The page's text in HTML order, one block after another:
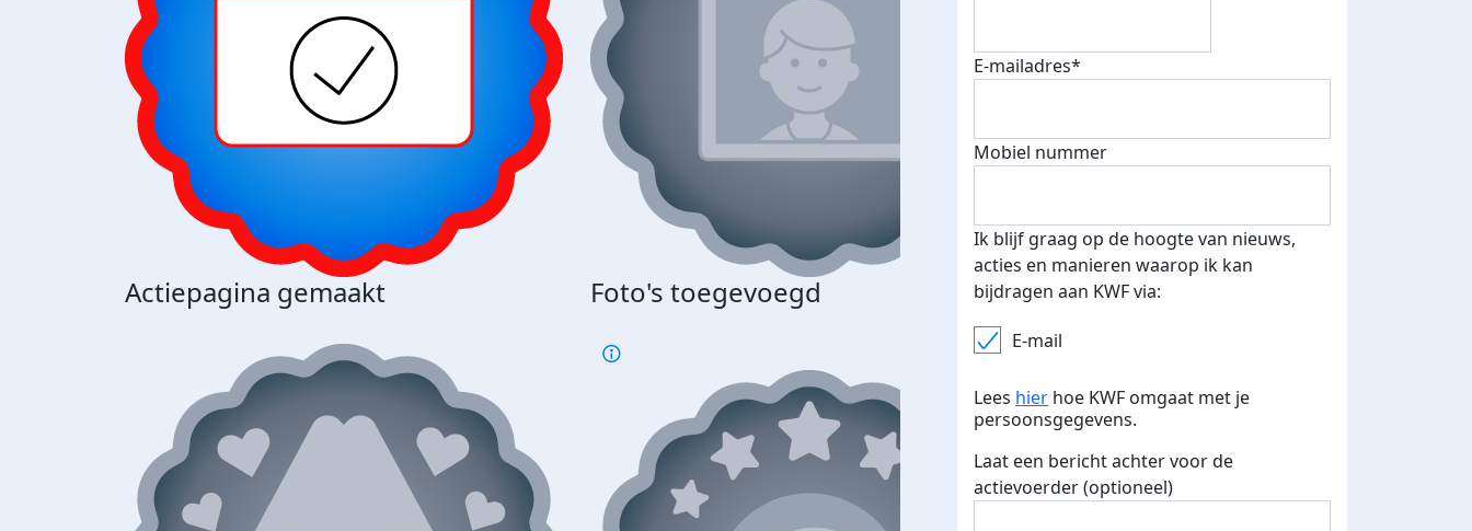
Actiepagina gemaakt Foto's toegevoegd E-mails verstuurd
Bij 500 euro aan donaties ontvang
je je speciale KWF t-shirt!
E-mailadres*
Mobiel nummer
Ik blijf graag op de hoogte van nieuws,
acties en manieren waarop ik kan
bijdragen aan KWF via:
E-mail
Lees hier hoe KWF omgaat met je
persoonsgegevens.
Laat een bericht achter voor de
actievoerder (optioneel)